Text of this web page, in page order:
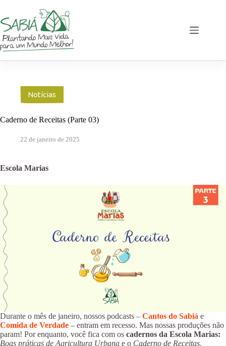
o
conteúdo
Notícias
Caderno de Receitas (Parte 03)
22 de janeiro de 2025
Escola Marias
Durante o mês de janeiro, nossos podcasts – Cantos do Sabiá e
Comida de Verdade – entram em recesso. Mas nossas produções não
param! Por enquanto, você fica com os cadernos da Escola Marias:
Boas práticas de Agricultura Urbana e o Caderno de Receitas.